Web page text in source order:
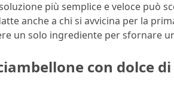
più semplice e veloce può
anche a chi si avvicina per la
un solo ingrediente per sfornare
con dolce